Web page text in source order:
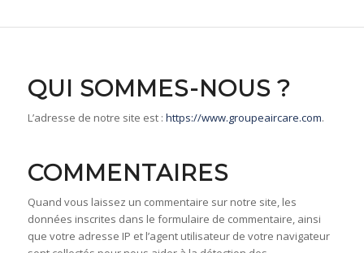
QUI SOMMES-NOUS ?
L’adresse de notre site est : https://www.groupeaircare.com.
COMMENTAIRES
Quand vous laissez un commentaire sur notre site, les
données inscrites dans le formulaire de commentaire, ainsi
que votre adresse IP et l’agent utilisateur de votre navigateur